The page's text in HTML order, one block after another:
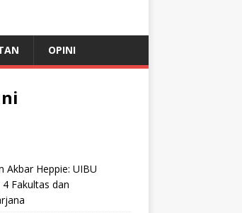
OPINI
Akbar Heppie: UIBU
Fakultas dan